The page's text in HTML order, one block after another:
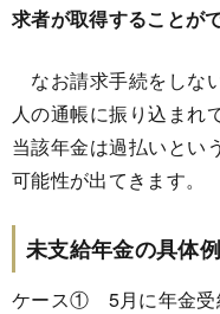
求者が取得することが
なお請求手続をしな
人の通帳に振り込まれ
当該年金は過払いとい
可能性が出てきます。
未支給年金の具体例
ケース① 5月に年金受